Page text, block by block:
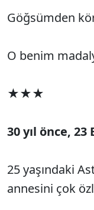
Göğsümden
O benim
★★★
30 yıl önce,
25 yaşındaki
annesini çok